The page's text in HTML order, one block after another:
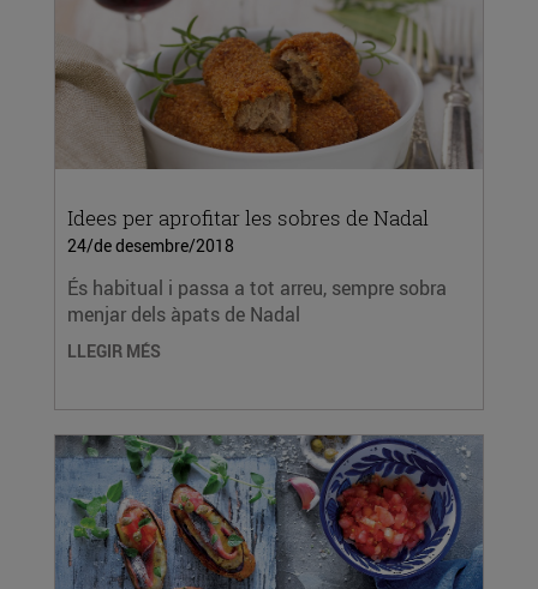
Idees per aprofitar les sobres de Nadal
24/de desembre/2018
És habitual i passa a tot arreu, sempre sobra
menjar dels àpats de Nadal
LLEGIR MÉS